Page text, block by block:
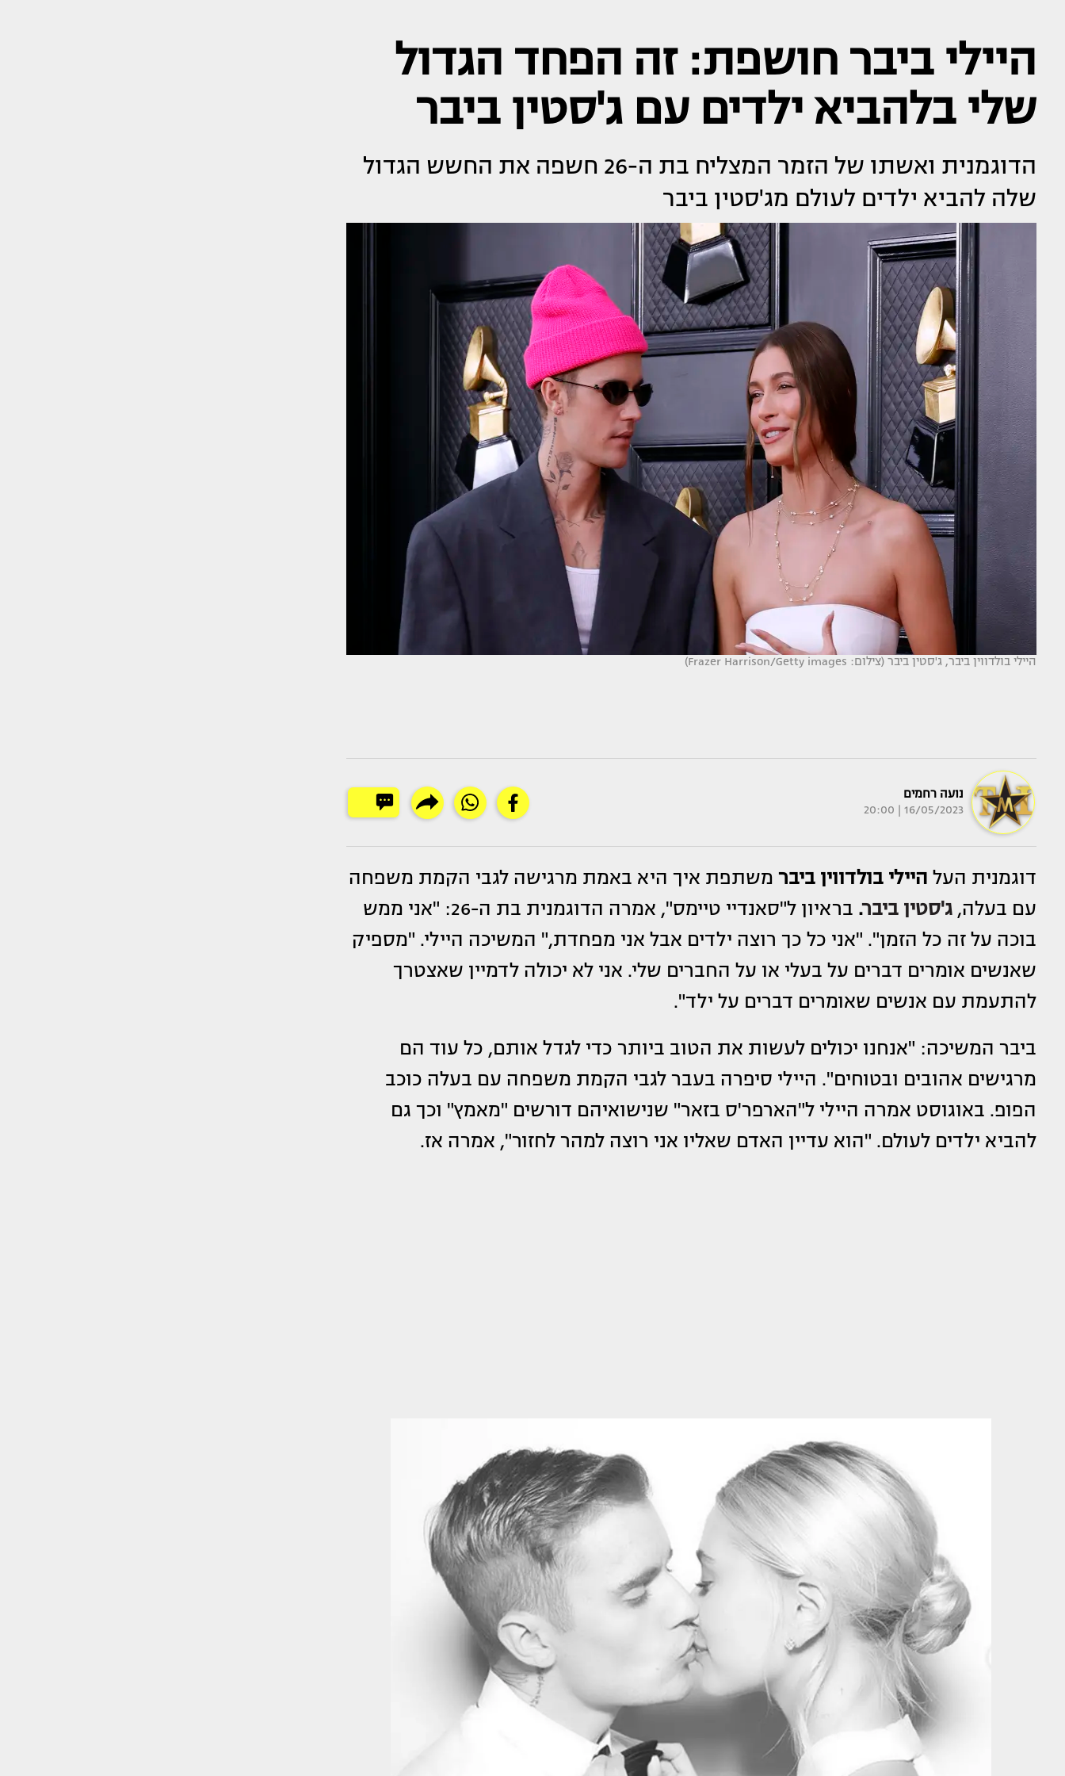
היילי ביבר חושפת: זה הפחד הגדול
שלי בלהביא ילדים עם ג'סטין ביבר
הדוגמנית ואשתו של הזמר המצליח בת ה-26 חשפה את החשש הגדול
שלה להביא ילדים לעולם מג'סטין ביבר
היילי בולדווין ביבר, ג'סטין ביבר (צילום: Frazer Harrison/Getty images)
נועה רחמים
16/05/2023 | 20:00
דוגמנית העל היילי בולדווין ביבר משתפת איך היא באמת מרגישה לגבי הקמת משפחה
עם בעלה,ג'סטין ביבר.
בראיון ל"סאנדיי טיימס", אמרה הדוגמנית בת ה-26: "אני ממש
בוכה על זה כל הזמן". "אני כל כך רוצה ילדים אבל אני מפחדת," ​​המשיכה היילי. "מספיק
שאנשים אומרים דברים על בעלי או על החברים שלי. אני לא יכולה לדמיין שאצטרך
להתעמת עם אנשים שאומרים דברים על ילד".
ביבר המשיכה: "אנחנו יכולים לעשות את הטוב ביותר כדי לגדל אותם, כל עוד הם
מרגישים אהובים ובטוחים". היילי סיפרה בעבר לגבי הקמת משפחה עם בעלה כוכב
הפופ. באוגוסט אמרה היילי ל"הארפר'ס בזאר" שנישואיהם דורשים "מאמץ" וכך גם
להביא ילדים לעולם. "הוא עדיין האדם שאליו אני רוצה למהר לחזור", אמרה אז.